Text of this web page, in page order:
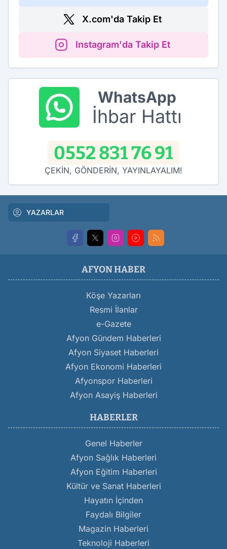
X.com'da Takip Et
Instagram'da Takip Et
WhatsApp
İhbar Hattı
0552 831 76 91
ÇEKİN, GÖNDERİN, YAYINLAYALIM!
YAZARLAR
AFYON HABER
Köşe Yazarları
Resmi İlanlar
e-Gazete
Afyon Gündem Haberleri
Afyon Siyaset Haberleri
Afyon Ekonomi Haberleri
Afyonspor Haberleri
Afyon Asayiş Haberleri
HABERLER
Genel Haberler
Afyon Sağlık Haberleri
Afyon Eğitim Haberleri
Kültür ve Sanat Haberleri
Hayatın İçinden
Faydalı Bilgiler
Magazin Haberleri
Teknoloji Haberleri